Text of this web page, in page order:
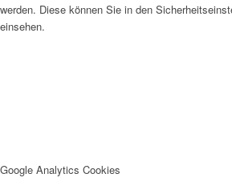
werden. Diese können Sie in den
einsehen.
Google Analytics Cookies